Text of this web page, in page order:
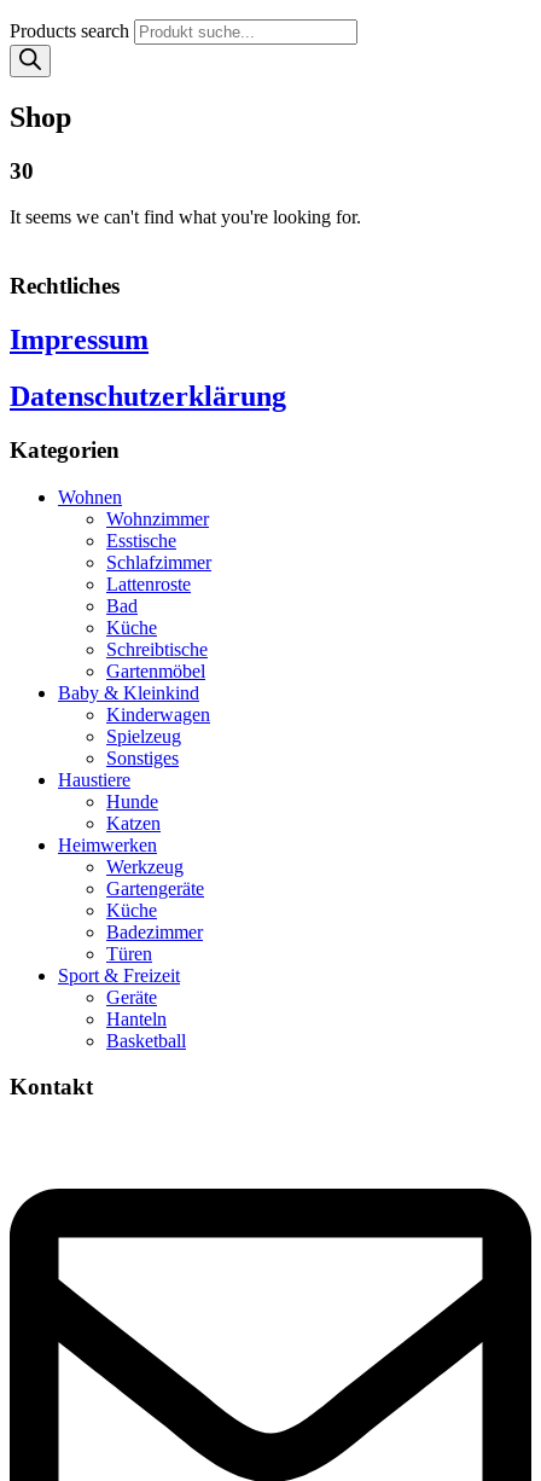
Products search
Shop
30
It seems we can't find what you're looking for.
Rechtliches
Impressum
Datenschutzerklärung
Kategorien
Wohnen
Wohnzimmer
Esstische
Schlafzimmer
Lattenroste
Bad
Küche
Schreibtische
Gartenmöbel
Baby & Kleinkind
Kinderwagen
Spielzeug
Sonstiges
Haustiere
Hunde
Katzen
Heimwerken
Werkzeug
Gartengeräte
Küche
Badezimmer
Türen
Sport & Freizeit
Geräte
Hanteln
Basketball
Kontakt